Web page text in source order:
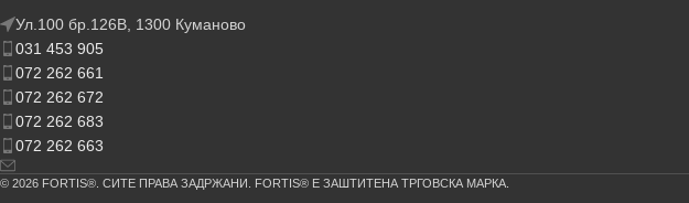
Ул.100 бр.126В, 1300 Куманово
031 453 905
072 262 661
072 262 672
072 262 683
072 262 663
© 2026 FORTIS®. СИТЕ ПРАВА ЗАДРЖАНИ. FORTIS® Е ЗАШТИТЕНА ТРГОВСКА МАРКА.